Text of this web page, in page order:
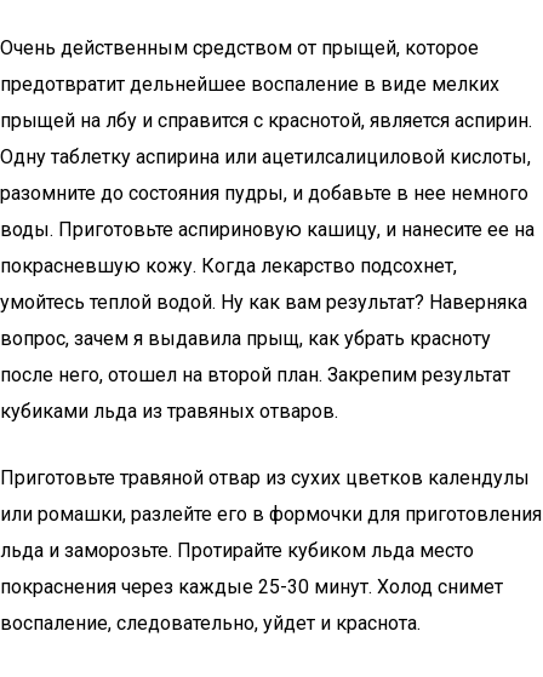
Очень действенным средством от прыщей, которое
предотвратит дельнейшее воспаление в виде мелких
прыщей на лбу и справится с краснотой, является аспирин.
Одну таблетку аспирина или ацетилсалициловой кислоты,
разомните до состояния пудры, и добавьте в нее немного
воды. Приготовьте аспириновую кашицу, и нанесите ее на
покрасневшую кожу. Когда лекарство подсохнет,
умойтесь теплой водой. Ну как вам результат? Наверняка
вопрос, зачем я выдавила прыщ, как убрать красноту
после него, отошел на второй план. Закрепим результат
кубиками льда из травяных отваров.
Приготовьте травяной отвар из сухих цветков календулы
или ромашки, разлейте его в формочки для приготовления
льда и заморозьте. Протирайте кубиком льда место
покраснения через каждые 25-30 минут. Холод снимет
воспаление, следовательно, уйдет и краснота.